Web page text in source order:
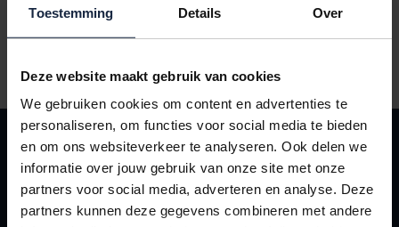
Toestemming Details Over
Deze website maakt gebruik van cookies
We gebruiken cookies om content en advertenties te
personaliseren, om functies voor social media te bieden
en om ons websiteverkeer te analyseren. Ook delen we
informatie over jouw gebruik van onze site met onze
partners voor social media, adverteren en analyse. Deze
partners kunnen deze gegevens combineren met andere
KLANTENSERVICE
Contact
Leveringsvoorwaarden
Mijn Pellikaan